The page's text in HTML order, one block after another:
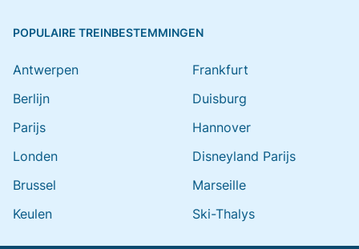
POPULAIRE TREINBESTEMMINGEN
Antwerpen
Berlijn
Parijs
Londen
Brussel
Keulen
Frankfurt
Duisburg
Hannover
Disneyland Parijs
Marseille
Ski-Thalys